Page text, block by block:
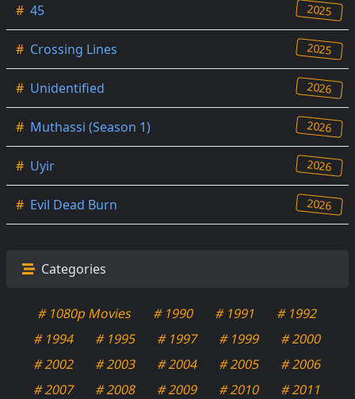
# 45 2025
# Crossing Lines 2025
# Unidentified 2026
# Muthassi (Season 1) 2026
# Uyir 2026
# Evil Dead Burn 2026
Categories
# 1080p Movies # 1990 # 1991
# 1992
# 1994
# 1995 # 1997 # 1999
# 2000
# 2002
# 2003 # 2004 # 2005
# 2006
# 2007
# 2008 # 2009 # 2010
# 2011